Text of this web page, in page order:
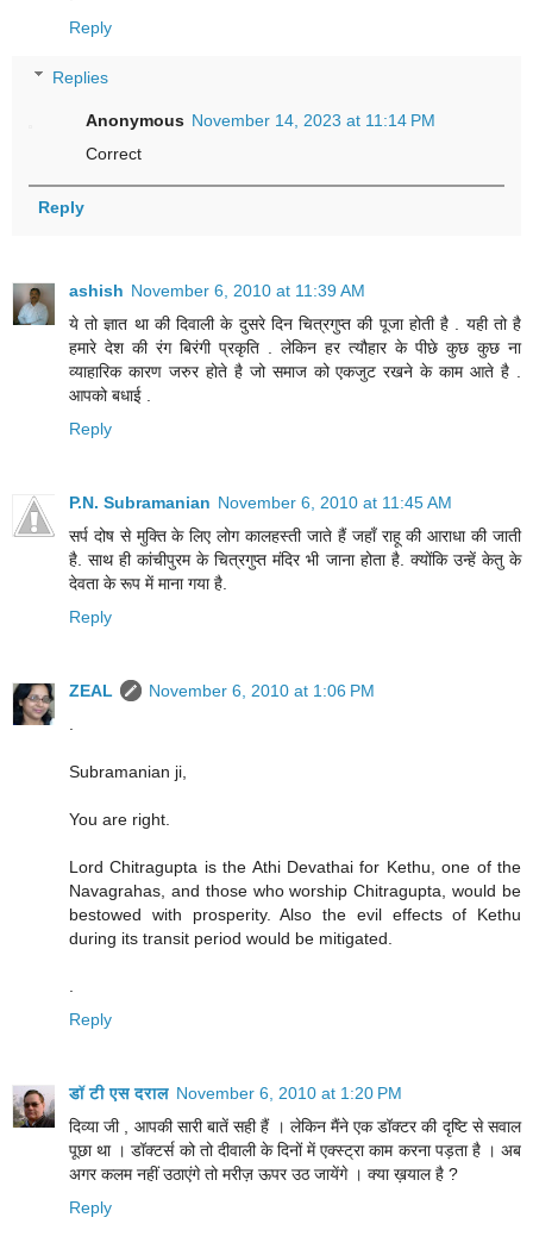
Reply
Replies
Anonymous November 14, 2023 at 11:14 PM
Correct
Reply
ashish November 6, 2010 at 11:39 AM
ये तो ज्ञात था की दिवाली के दुसरे दिन चित्रगुप्त की पूजा होती है . यही तो है
हमारे देश की रंग बिरंगी प्रकृति . लेकिन हर त्यौहार के पीछे कुछ कुछ ना
व्याहारिक कारण जरुर होते है जो समाज को एकजुट रखने के काम आते है .
आपको बधाई .
Reply
P.N. Subramanian November 6, 2010 at 11:45 AM
सर्प दोष से मुक्ति के लिए लोग कालहस्ती जाते हैं जहाँ राहू की आराधा की जाती
है. साथ ही कांचीपुरम के चित्रगुप्त मंदिर भी जाना होता है. क्योंकि उन्हें केतु के
देवता के रूप में माना गया है.
Reply
ZEAL
November 6, 2010 at 1:06 PM
Subramanian ji,
You are right.
Lord Chitragupta is the Athi Devathai for Kethu, one of the
Navagrahas, and those who worship Chitragupta, would be
bestowed with prosperity. Also the evil effects of Kethu
during its transit period would be mitigated.
Reply
डॉ टी एस दराल November 6, 2010 at 1:20 PM
दिव्या जी , आपकी सारी बातें सही हैं । लेकिन मैंने एक डॉक्टर की दृष्टि से सवाल
पूछा था । डॉक्टर्स को तो दीवाली के दिनों में एक्स्ट्रा काम करना पड़ता है । अब
अगर कलम नहीं उठाएंगे तो मरीज़ ऊपर उठ जायेंगे । क्या ख़याल है ?
Reply